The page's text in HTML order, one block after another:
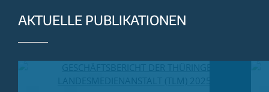
AKTUELLE PUBLIKATIONEN